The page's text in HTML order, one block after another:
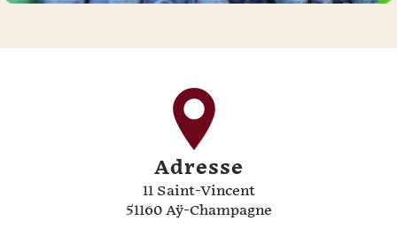
Adresse
11 Saint-Vincent
51160 Aÿ-Champagne